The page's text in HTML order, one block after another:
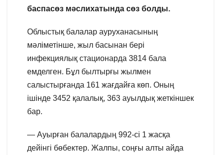
баспасөз мәслихатында сөз болды.
Облыстық балалар ауруханасының
мәліметінше, жыл басынан бері
инфекциялық стационарда 3814 бала
емделген. Бұл былтырғы жылмен
салыстырғанда 161 жағдайға көп. Оның
ішінде 3452 қалалық, 363 ауылдық жеткіншек
бар.
— Ауырған балалардың 992-сі 1 жасқа
дейінгі бөбектер. Жалпы, соңғы алты айда